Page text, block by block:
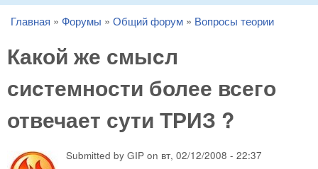
You are here
Главная » Форумы » Общий форум » Вопросы теории
Какой же смыcл
сиcтемности более всего
отвечает сути ТРИЗ ?
Submitted by GIP on вт, 02/12/2008 - 22:37